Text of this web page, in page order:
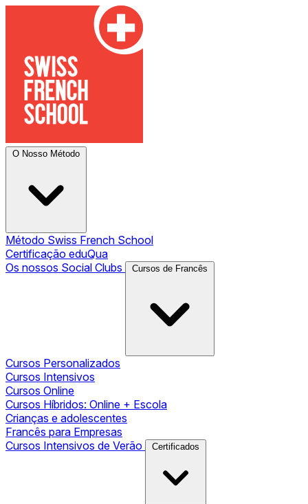
O Nosso Método
Método Swiss French School
Certificação eduQua
Os nossos Social Clubs
Cursos de Francês
Cursos Personalizados
Cursos Intensivos
Cursos Online
Cursos Híbridos: Online + Escola
Crianças e adolescentes
Francês para Empresas
Cursos Intensivos de Verão
Certificados